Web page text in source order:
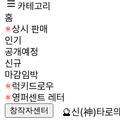
카테고리
홈
상시 판매
인기
공개예정
신규
마감임박
럭키드로우
영퍼센트 레터
창작자센터 🔮신(神)타로